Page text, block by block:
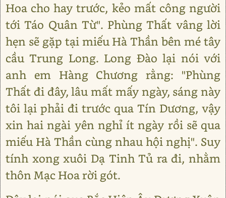
Hoa cho hay trước, kẻo mất công người
tới Táo Quân Từ". Phùng Thất vâng lời
hẹn sẽ gặp tại miếu Hà Thần bên mé tây
cầu Trung Long. Long Đào lại nói với
anh em Hàng Chương rằng: "Phùng
Thất đi đây, lâu mất mấy ngày, sáng này
tôi lại phải đi trước qua Tín Dương, vậy
xin hai ngài yên nghỉ ít ngày rồi sẽ qua
miếu Hà Thần cùng nhau hội nghị". Suy
tính xong xuôi Dạ Tinh Tủ ra đi, nhằm
thôn Mạc Hoa rời gót.